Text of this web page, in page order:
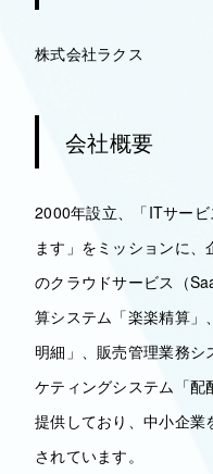
株式会社ラクス
会社概要
2000年設立、「ITサー
ます」をミッションに
のクラウドサービス（
算システム「楽楽精算」
明細」、販売管理業務
ケティングシステム「配
提供しており、中小企業
されています。